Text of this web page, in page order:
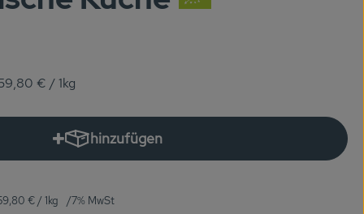
€ / 1kg
hinzufügen
Produkt zum Warenkorb hinzufügen
€ / 1kg 7% MwSt